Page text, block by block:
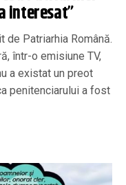
interesat”
de Patriarhia Română.
într-o emisiune TV,
a existat un preot
penitenciarului a fost